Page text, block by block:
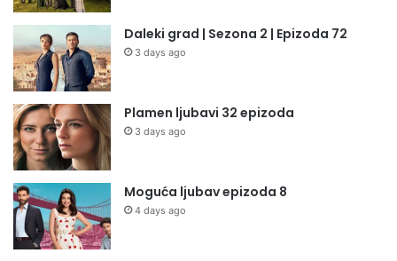
Daleki grad | Sezona 2 | Epizoda 72
3 days ago
Plamen ljubavi 32 epizoda
3 days ago
Moguća ljubav epizoda 8
4 days ago